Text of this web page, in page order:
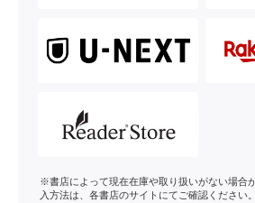
※書店によって現在在庫や取り扱いがない場合
入方法は、各書店のサイトにてご確認ください。